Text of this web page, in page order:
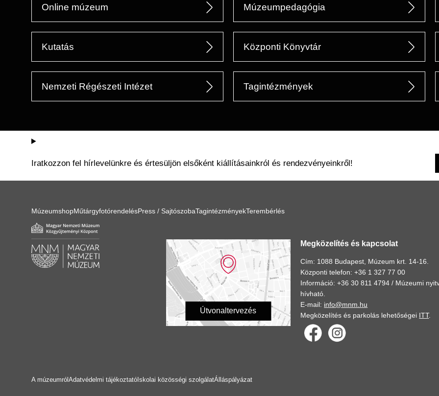
Online múzeum Múzeumpedagógia
Kutatás Központi Könyvtár
Nemzeti Régészeti Intézet Tagintézmények
Iratkozzon fel hírlevelünkre és értesüljön elsőként kiállításainkról és rendezvényeinkről!
MúzeumshopMűtárgyfotórendelésPress / SajtószobaTagintézményekTerembérlés
Útvonaltervezés
Megközelítés és kapcsolat
Cím: 1088 Budapest, Múzeum krt. 14-16.
Központi telefon: +36 1 327 77 00
Információ: +36 30 811 4794 / Múzeumi
hívható.
E-mail: info@mnm.hu
Megközelítés és parkolás lehetőségei ITT.
A múzeumról Adatvédelmi tájékoztató Iskolai közösségi szolgálatÁlláspályázat